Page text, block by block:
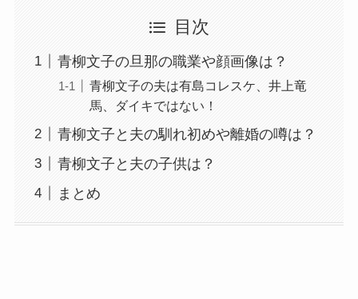
目次
青柳文子の旦那の職業や顔画像は？
青柳文子の夫は有島コレスケ、井上竜
馬、ダイキではない！
青柳文子と夫の馴れ初めや離婚の噂は？
青柳文子と夫の子供は？
まとめ